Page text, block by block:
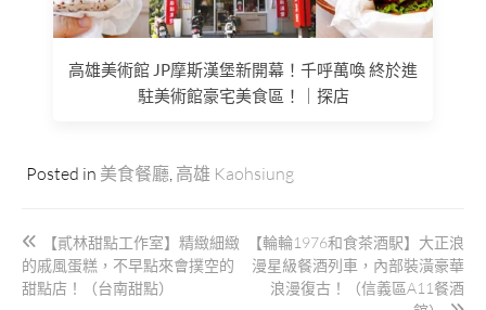
高雄美術館 JP摩斯漢堡新開幕！千呼萬喚 終於進
駐美術館豪宅美食區！｜探店
Posted in 美食餐廳 高雄 Kaohsiung
文
章
導
【貳林甜點工作室】精緻細緻
的戚風蛋糕，不早點來會撲空的
甜點店！（台南甜點）
【輪輪1976和食茶酒駅】大正浪
漫星級餐酒列車，內部裝潢豪華
浪漫復古！（信義區A11餐酒